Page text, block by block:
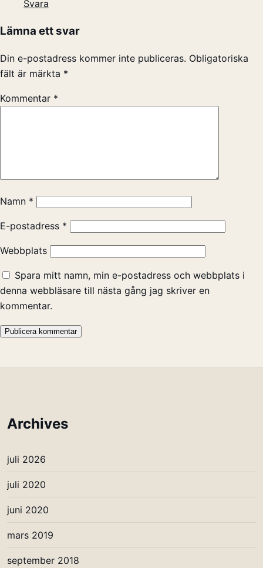
Svara
Lämna ett svar
Din e-postadress kommer inte publiceras. Obligatoriska
fält är märkta *
Kommentar *
Namn *
E-postadress *
Webbplats
Spara mitt namn, min e-postadress och webbplats i
denna webbläsare till nästa gång jag skriver en
kommentar.
Archives
juli 2026
juli 2020
juni 2020
mars 2019
september 2018